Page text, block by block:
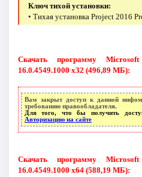
Ключ тихой установки:
• Тихая установка Project 2016
Скачать программу
16.0.4549.1000 х32 (496,89 МБ):
Вам закрыт доступ к данной
требованию правообладателя.
Для того, что бы получить
Авторизацию на сайте
Скачать программу
16.0.4549.1000 х64 (588,19 МБ):